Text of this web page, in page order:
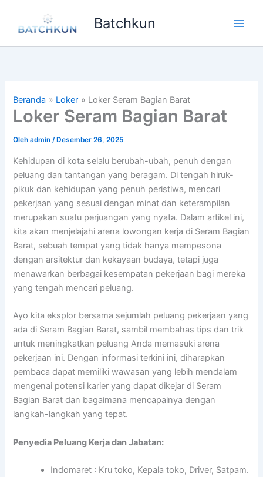
konten
Batchkun
Beranda Loker Loker Seram Bagian Barat
Loker Seram Bagian Barat
Olehadmin/ Desember 26, 2025
Kehidupan di kota selalu berubah-ubah, penuh dengan
peluang dan tantangan yang beragam. Di tengah hiruk-
pikuk dan kehidupan yang penuh peristiwa, mencari
pekerjaan yang sesuai dengan minat dan keterampilan
merupakan suatu perjuangan yang nyata. Dalam artikel ini,
kita akan menjelajahi arena lowongan kerja di Seram Bagian
Barat, sebuah tempat yang tidak hanya mempesona
dengan arsitektur dan kekayaan budaya, tetapi juga
menawarkan berbagai kesempatan pekerjaan bagi mereka
yang tengah mencari peluang.
Ayo kita eksplor bersama sejumlah peluang pekerjaan yang
ada di Seram Bagian Barat, sambil membahas tips dan trik
untuk meningkatkan peluang Anda memasuki arena
pekerjaan ini. Dengan informasi terkini ini, diharapkan
pembaca dapat memiliki wawasan yang lebih mendalam
mengenai potensi karier yang dapat dikejar di Seram
Bagian Barat dan bagaimana mencapainya dengan
langkah-langkah yang tepat.
Penyedia Peluang Kerja dan Jabatan:
Indomaret : Kru toko, Kepala toko, Driver, Satpam.